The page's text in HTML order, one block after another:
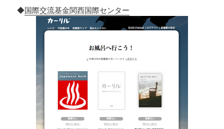
◆国際交流基金関西国際センター